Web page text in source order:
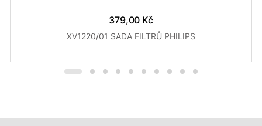
379,00 Kč
XV1220/01 SADA FILTRŮ PHILIPS